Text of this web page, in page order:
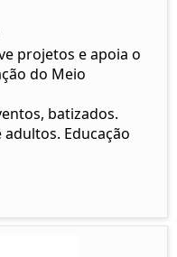
projetos e apoia o
do Meio
batizados.
Educação